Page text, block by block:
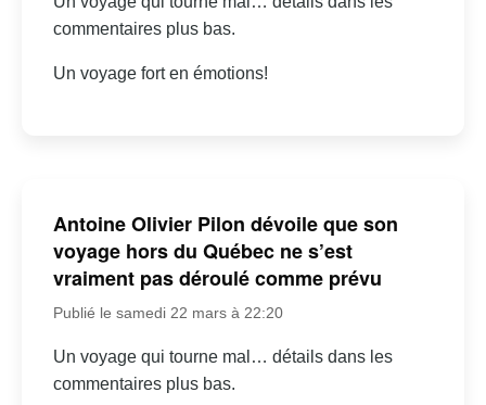
commentaires plus bas.
Un voyage fort en émotions!
Antoine Olivier Pilon dévoile que son
voyage hors du Québec ne s’est
vraiment pas déroulé comme prévu
Publié le samedi 22 mars à 22:20
Un voyage qui tourne mal… détails dans les
commentaires plus bas.